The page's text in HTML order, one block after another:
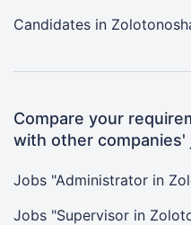
Candidates in
Compare your
with other companies'
Jobs "Administrator in
Jobs "Supervisor in